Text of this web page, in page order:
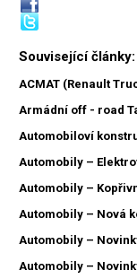
Související články:
ACMAT (Renault
Armádní off - road
Automobiloví
Automobily –
Automobily –
Automobily – Nová
Automobily –
Automobily –